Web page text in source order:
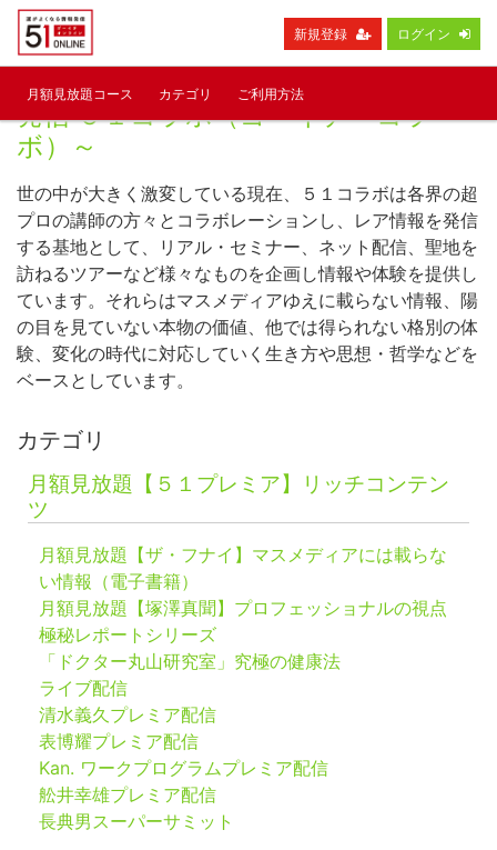
新規登録 ログイン
月額見放題コース カテゴリ ご利用方法
本編を視聴するには、セットの視聴条件をご確認ください
５１オンライン ～運がよくなる情報
発信 ５１コラボ（ゴーイチ・コラ
ボ）～
世の中が大きく激変している現在、５１コラボは各界の超
プロの講師の方々とコラボレーションし、レア情報を発信
する基地として、リアル・セミナー、ネット配信、聖地を
訪ねるツアーなど様々なものを企画し情報や体験を提供し
ています。それらはマスメディアゆえに載らない情報、陽
の目を見ていない本物の価値、他では得られない格別の体
験、変化の時代に対応していく生き方や思想・哲学などを
ベースとしています。
カテゴリ
月額見放題【５１プレミア】リッチコンテン
ツ
月額見放題【ザ・フナイ】マスメディアには載らな
い情報（電子書籍）
月額見放題【塚澤真聞】プロフェッショナルの視点
極秘レポートシリーズ
「ドクター丸山研究室」究極の健康法
ライブ配信
清水義久プレミア配信
表博耀プレミア配信
Kan. ワークプログラムプレミア配信
舩井幸雄プレミア配信
長典男スーパーサミット